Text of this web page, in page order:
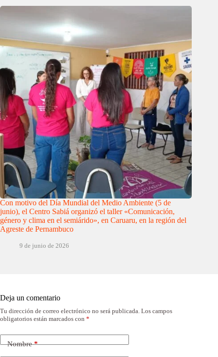
Con motivo del Día Mundial del Medio Ambiente (5 de
junio), el Centro Sabiá organizó el taller «Comunicación,
género y clima en el semiárido», en Caruaru, en la región del
Agreste de Pernambuco
9 de junio de 2026
Deja un comentario
Tu dirección de correo electrónico no será publicada. Los campos
obligatorios están marcados con *
Nombre*